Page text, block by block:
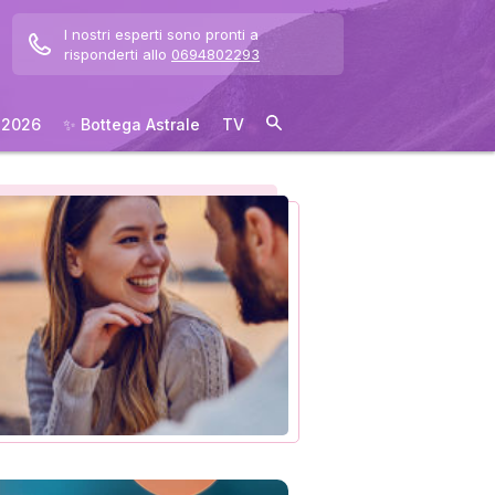
I nostri esperti sono pronti a
risponderti allo 0694802293
2026 ✨ Bottega Astrale TV